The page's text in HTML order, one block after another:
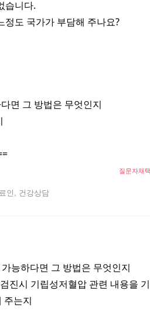
습니다.
도 국가가 부담해 주나요?
면 그 방법은 무엇인지
인, 건강상담
질문자채택
능하다면 그 방법은 무엇인지
진시 기립성저혈압 관련 내용을
는지